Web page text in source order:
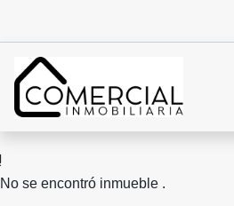
No se encontró inmueble .